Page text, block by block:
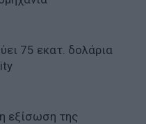
75 εκατ. δολάρια
εξίσωση της